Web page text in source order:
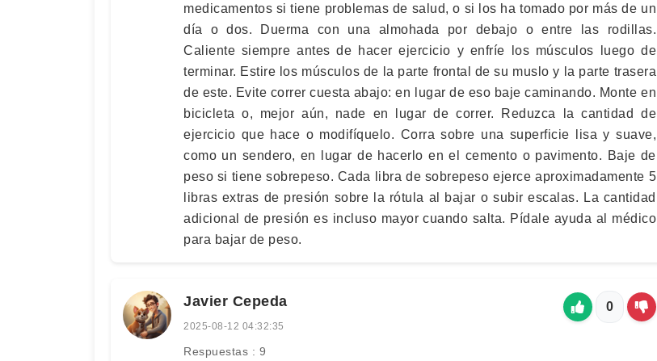
medicamentos si tiene problemas de salud, o si los ha tomado por más de un
día o dos. Duerma con una almohada por debajo o entre las rodillas.
Caliente siempre antes de hacer ejercicio y enfríe los músculos luego de
terminar. Estire los músculos de la parte frontal de su muslo y la parte trasera
de este. Evite correr cuesta abajo: en lugar de eso baje caminando. Monte en
bicicleta o, mejor aún, nade en lugar de correr. Reduzca la cantidad de
ejercicio que hace o modifíquelo. Corra sobre una superficie lisa y suave,
como un sendero, en lugar de hacerlo en el cemento o pavimento. Baje de
peso si tiene sobrepeso. Cada libra de sobrepeso ejerce aproximadamente 5
libras extras de presión sobre la rótula al bajar o subir escalas. La cantidad
adicional de presión es incluso mayor cuando salta. Pídale ayuda al médico
para bajar de peso.
Javier Cepeda
2025-08-12 04:32:35
Respuestas : 9
0